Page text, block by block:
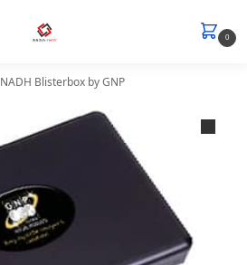
0
NADH Blisterbox by GNP